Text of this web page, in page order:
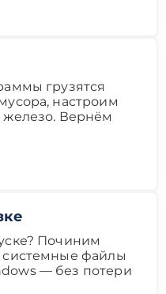
грузятся
настроим
железо. Вернём
Починим
системные файлы
— без потери